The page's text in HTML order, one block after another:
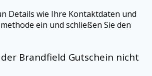
Details wie Ihre Kontaktdaten und
ein und schließen Sie den
Brandfield Gutschein nicht